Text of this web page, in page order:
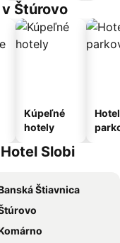
Štúrovo
Kúpeľné
hotely
Slobi
Štiavnica